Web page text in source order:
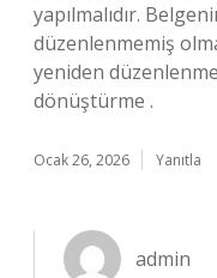
yapılmalıdır.
düzenlenmemiş
yeniden
dönüştürme .
Ocak 26, 2026 Yanıtla
admin